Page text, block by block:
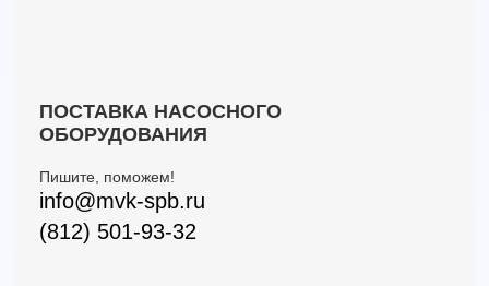
ПОСТАВКА НАСОСНОГО
ОБОРУДОВАНИЯ
Пишите, поможем!
info@mvk-spb.ru
(812) 501-93-32